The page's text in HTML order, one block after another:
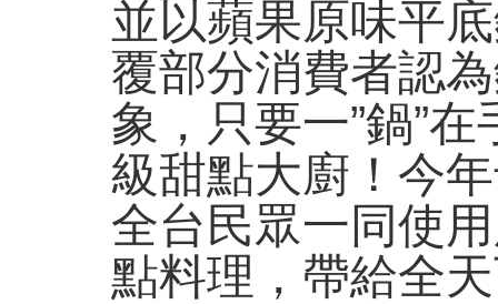
並以蘋果原味平
覆部分消費者認
象，只要一”鍋”
級甜點大廚！今
全台民眾一同使
點料理，帶給全